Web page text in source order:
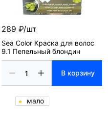
289 ₽/шт
Sea Color Краска для волос
9.1 Пепельный блондин
В корзину
мало